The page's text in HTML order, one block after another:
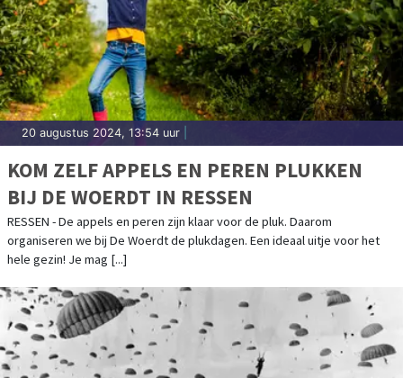
20 augustus 2024, 13:54 uur
KOM ZELF APPELS EN PEREN PLUKKEN
BIJ DE WOERDT IN RESSEN
RESSEN - De appels en peren zijn klaar voor de pluk. Daarom
organiseren we bij De Woerdt de plukdagen. Een ideaal uitje voor het
hele gezin! Je mag [...]